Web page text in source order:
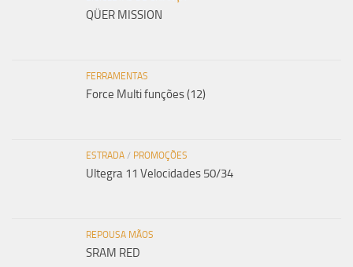
QÜER MISSION
FERRAMENTAS
Force Multi funções (12)
ESTRADA / PROMOÇÕES
Ultegra 11 Velocidades 50/34
REPOUSA MÃOS
SRAM RED